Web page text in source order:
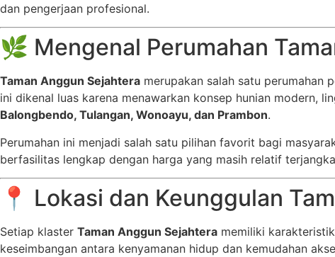
dan pengerjaan profesional.
🌿 Mengenal Perumahan
Taman Anggun Sejahtera merupakan salah satu perumahan
ini dikenal luas karena menawarkan konsep hunian modern,
Balongbendo, Tulangan, Wonoayu, dan Prambon.
Perumahan ini menjadi salah satu pilihan favorit bagi
berfasilitas lengkap dengan harga yang masih relatif
📍 Lokasi dan Keunggulan
Setiap klaster Taman Anggun Sejahtera memiliki
keseimbangan antara kenyamanan hidup dan kemudahan